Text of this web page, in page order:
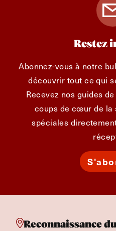
Restez
Abonnez-vous à notre
découvrir tout ce qui
Recevez nos guides
coups de cœur de la
spéciales
Reconnaissance